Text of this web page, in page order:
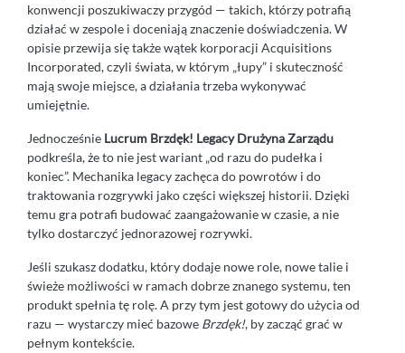
konwencji poszukiwaczy przygód — takich, którzy potrafią
działać w zespole i doceniają znaczenie doświadczenia. W
opisie przewija się także wątek korporacji Acquisitions
Incorporated, czyli świata, w którym „łupy” i skuteczność
mają swoje miejsce, a działania trzeba wykonywać
umiejętnie.
Jednocześnie Lucrum Brzdęk! Legacy Drużyna Zarządu
podkreśla, że to nie jest wariant „od razu do pudełka i
koniec”. Mechanika legacy zachęca do powrotów i do
traktowania rozgrywki jako części większej historii. Dzięki
temu gra potrafi budować zaangażowanie w czasie, a nie
tylko dostarczyć jednorazowej rozrywki.
Jeśli szukasz dodatku, który dodaje nowe role, nowe talie i
świeże możliwości w ramach dobrze znanego systemu, ten
produkt spełnia tę rolę. A przy tym jest gotowy do użycia od
razu — wystarczy mieć bazowe Brzdęk!, by zacząć grać w
pełnym kontekście.